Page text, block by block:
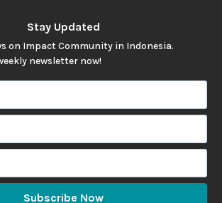
Stay Updated
on Impact Community in Indonesia.
newsletter now!
Subscribe Now